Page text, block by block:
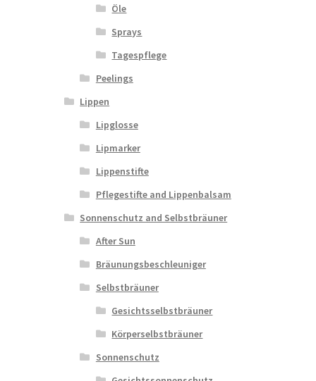
Öle
Sprays
Tagespflege
Peelings
Lippen
Lipglosse
Lipmarker
Lippenstifte
Pflegestifte and Lippenbalsam
Sonnenschutz and Selbstbräuner
After Sun
Bräunungsbeschleuniger
Selbstbräuner
Gesichtsselbstbräuner
Körperselbstbräuner
Sonnenschutz